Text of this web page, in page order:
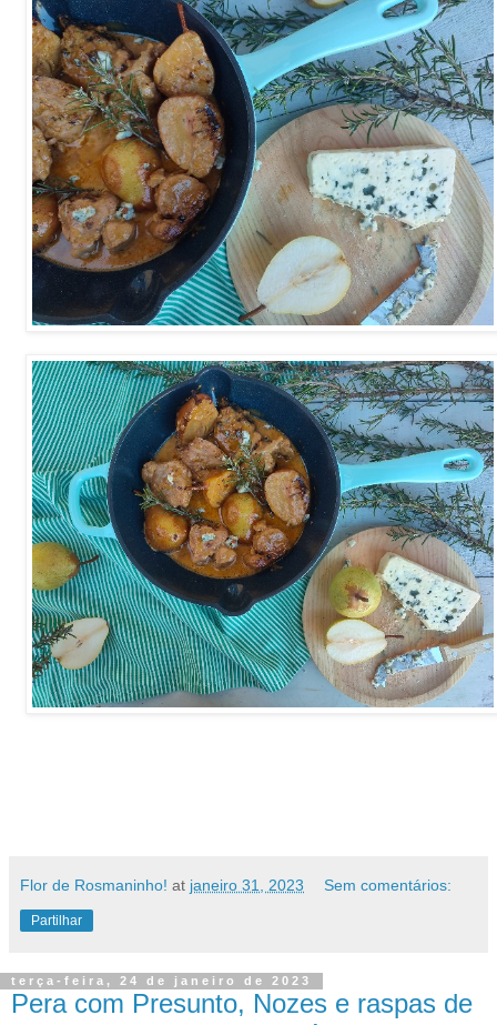
Flor de Rosmaninho! at janeiro 31, 2023 Sem comentários:
Partilhar
terça-feira, 24 de janeiro de 2023
Pera com Presunto, Nozes e raspas de